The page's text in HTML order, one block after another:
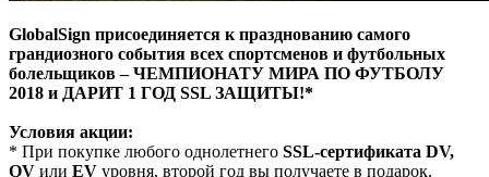
GlobalSign присоединяется к празднованию самого
грандиозного события всех спортсменов и футбольных
болельщиков – ЧЕМПИОНАТУ МИРА ПО ФУТБОЛУ
2018 и ДАРИТ 1 ГОД SSL ЗАЩИТЫ!*
Условия акции:
* При покупке любого однолетнего SSL-сертификата DV,
OV или EV уровня, второй год вы получаете в подарок.